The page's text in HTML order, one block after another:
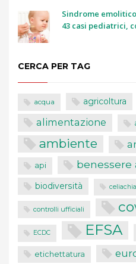
Sindrome
43 casi pediatrici,
CERCA PER TAG
acqua agricoltura
alimentazione
ambiente
api benessere
biodiversità celiachia
controlli ufficiali
ECDC EFSA
etichettatura